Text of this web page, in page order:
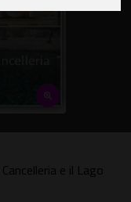
e il Lago